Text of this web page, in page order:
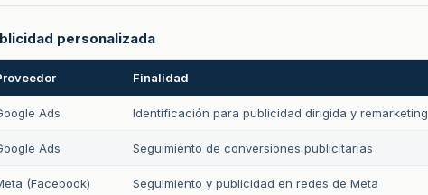
personalizada
Finalidad
Ads Identificación para publicidad dirigida y remarketing
Ads Seguimiento de conversiones publicitarias
(Facebook) Seguimiento y publicidad en redes de Meta